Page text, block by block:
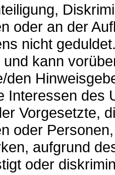
oder an der
nicht
und kann
den
Interessen des
Vorgesetzte,
oder
aufgrund
oder